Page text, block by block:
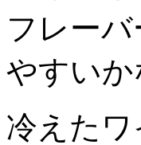
フレー
やすい
冷え